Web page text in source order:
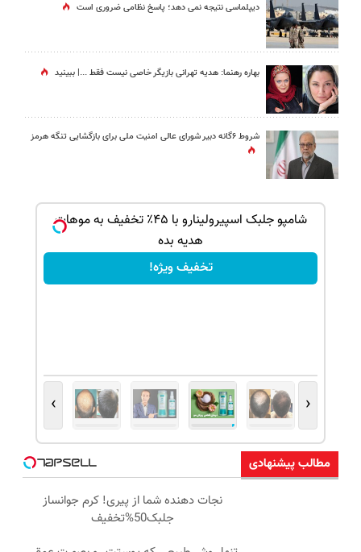
دیپلماسی نتیجه‌ نمی دهد؛ پاسخ نظامی ضروری است
بهاره رهنما: هدیه تهرانی بازیگر خاصی نیست فقط ...|‌ ببینید
شروط ۶گانه دبیر شورای عالی امنیت ملی برای بازگشایی تنگه هرمز
شامپو جلبک اسپیرولینارو با ۴۵٪ تخفیف به موهات
هدیه بده
تخفیف ویژه!
‹
›
مطالب پیشنهادی
نجات دهنده شما از پیری! کرم جوانساز
جلبک50%تخفیف